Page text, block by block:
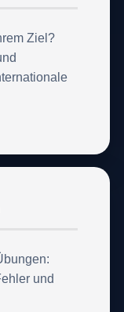
Ziel?
und